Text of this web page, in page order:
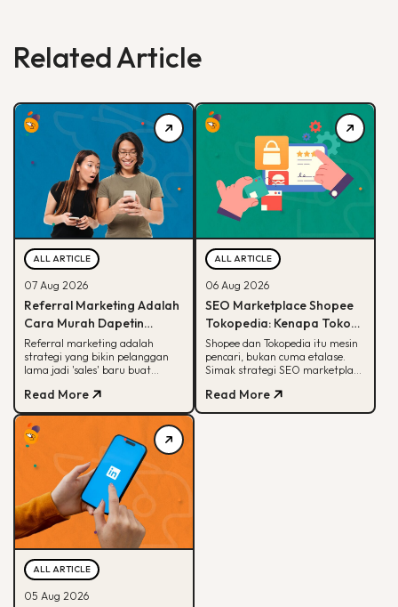
Related Article
ALL ARTICLE
07 Aug 2026
Referral Marketing Adalah
Cara Murah Dapetin
Pelanggan Baru, Ini
Alasannya
Referral marketing adalah
strategi yang bikin pelanggan
lama jadi 'sales' baru buat
efektifnya, jenis program,
sampai contoh suksesnya.
Read More
ALL ARTICLE
06 Aug 2026
SEO Marketplace Shopee
Tokopedia: Kenapa Toko
Online-mu Perlu Lebih dari
Sekadar Etalase
Shopee dan Tokopedia itu mesin
pencari, bukan cuma etalase.
Simak strategi SEO marketplace
produkmu lebih mudah
ditemukan.
Read More
ALL ARTICLE
05 Aug 2026